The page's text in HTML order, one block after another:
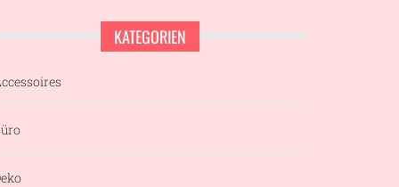
KATEGORIEN